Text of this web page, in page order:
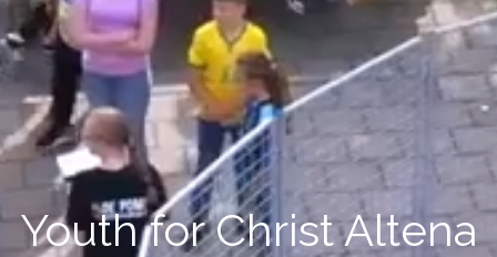
Youth for Christ Altena